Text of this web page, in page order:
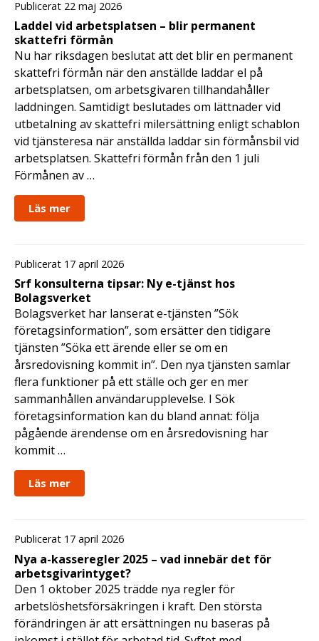
Publicerat 22 maj 2026
Laddel vid arbetsplatsen – blir permanent
skattefri förmån
Nu har riksdagen beslutat att det blir en permanent
skattefri förmån när den anställde laddar el på
arbetsplatsen, om arbetsgivaren tillhandahåller
laddningen. Samtidigt beslutades om lättnader vid
utbetalning av skattefri milersättning enligt schablon
vid tjänsteresa när anställda laddar sin förmånsbil vid
arbetsplatsen. Skattefri förmån från den 1 juli
Förmånen av …
Läs mer
Publicerat 17 april 2026
Srf konsulterna tipsar: Ny e-tjänst hos
Bolagsverket
Bolagsverket har lanserat e-tjänsten ”Sök
företagsinformation”, som ersätter den tidigare
tjänsten ”Söka ett ärende eller se om en
årsredovisning kommit in”. Den nya tjänsten samlar
flera funktioner på ett ställe och ger en mer
sammanhållen användarupplevelse. I Sök
företagsinformation kan du bland annat: följa
pågående ärendense om en årsredovisning har
kommit …
Läs mer
Publicerat 17 april 2026
Nya a-kasseregler 2025 – vad innebär det för
arbetsgivarintyget?
Den 1 oktober 2025 trädde nya regler för
arbetslöshetsförsäkringen i kraft. Den största
förändringen är att ersättningen nu baseras på